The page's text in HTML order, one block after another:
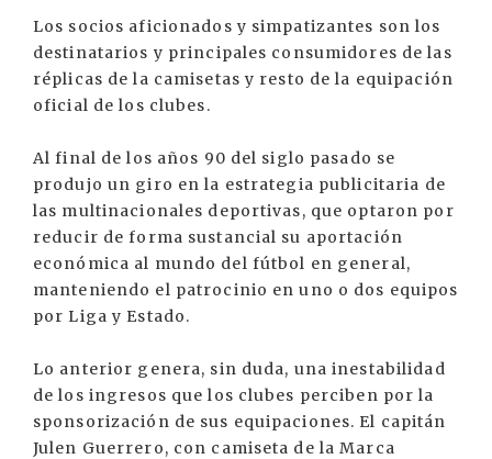
Los socios aficionados y simpatizantes son los
destinatarios y principales consumidores de las
réplicas de la camisetas y resto de la equipación
oficial de los clubes.
Al final de los años 90 del siglo pasado se
produjo un giro en la estrategia publicitaria de
las multinacionales deportivas, que optaron por
reducir de forma sustancial su aportación
económica al mundo del fútbol en general,
manteniendo el patrocinio en uno o dos equipos
por Liga y Estado.
Lo anterior genera, sin duda, una inestabilidad
de los ingresos que los clubes perciben por la
sponsorización de sus equipaciones. El capitán
Julen Guerrero, con camiseta de la Marca